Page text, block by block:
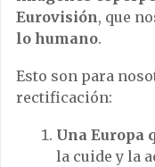
Eurovisión, que
lo humano.
Esto son para
rectificación:
Una Europa
la cuide y la